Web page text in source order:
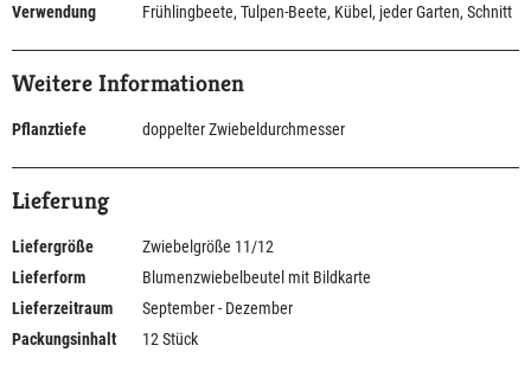
Verwendung
Frühlingbeete, Tulpen-Beete, Kübel, jeder Garten, Schnitt
Weitere Informationen
Pflanztiefe doppelter Zwiebeldurchmesser
Lieferung
Liefergröße
Zwiebelgröße 11/12
Lieferform
Blumenzwiebelbeutel mit Bildkarte
Lieferzeitraum
September - Dezember
Packungsinhalt
12 Stück